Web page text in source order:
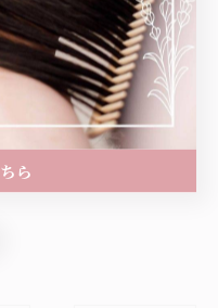
を育てる美容室 #姪浜
#大人女性サロン #ヘ
ら
ら